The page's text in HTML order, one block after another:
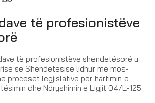
të profesionistëve
të profesionistëve shëndetësorë u
së Shëndetësisë lidhur me mos-
proceset legjislative për hartimin e
dhe Ndryshimin e Ligjit 04/L-125